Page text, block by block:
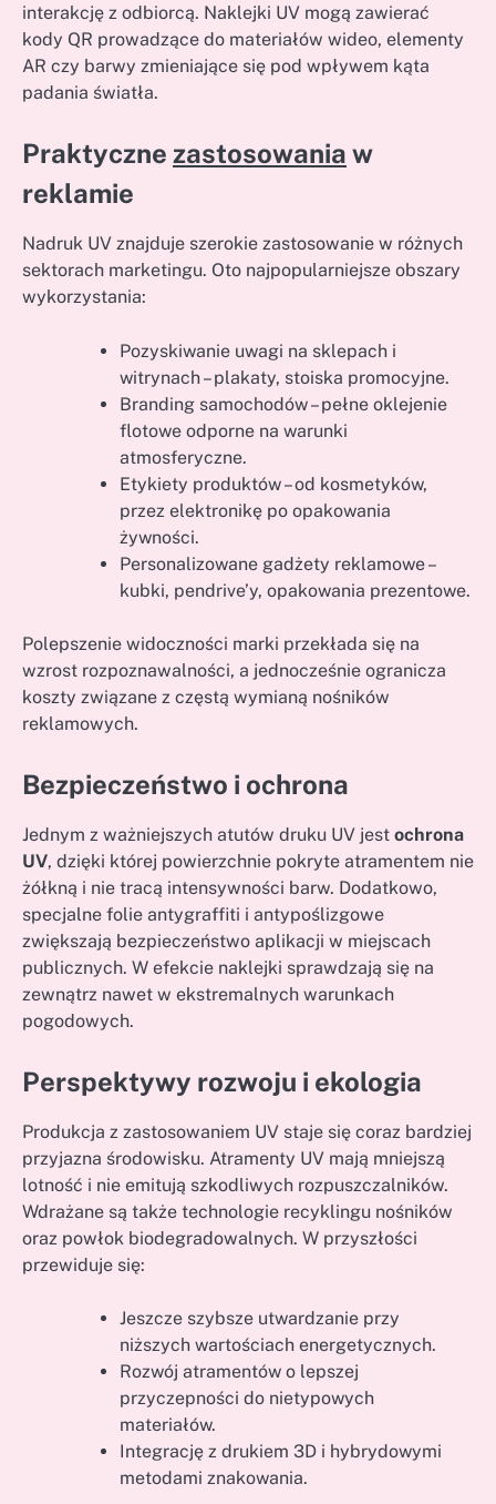
interakcję z odbiorcą. Naklejki UV mogą zawierać
kody QR prowadzące do materiałów wideo, elementy
AR czy barwy zmieniające się pod wpływem kąta
padania światła.
Praktyczne zastosowania w
reklamie
Nadruk UV znajduje szerokie zastosowanie w różnych
sektorach marketingu. Oto najpopularniejsze obszary
wykorzystania:
Pozyskiwanie uwagi na sklepach i
witrynach – plakaty, stoiska promocyjne.
Branding samochodów – pełne oklejenie
flotowe odporne na warunki
atmosferyczne.
Etykiety produktów – od kosmetyków,
przez elektronikę po opakowania
żywności.
Personalizowane gadżety reklamowe –
kubki, pendrive’y, opakowania prezentowe.
Polepszenie widoczności marki przekłada się na
wzrost rozpoznawalności, a jednocześnie ogranicza
koszty związane z częstą wymianą nośników
reklamowych.
Bezpieczeństwo i ochrona
Jednym z ważniejszych atutów druku UV jest ochrona
UV, dzięki której powierzchnie pokryte atramentem nie
żółkną i nie tracą intensywności barw. Dodatkowo,
specjalne folie antygraffiti i antypoślizgowe
zwiększają bezpieczeństwo aplikacji w miejscach
publicznych. W efekcie naklejki sprawdzają się na
zewnątrz nawet w ekstremalnych warunkach
pogodowych.
Perspektywy rozwoju i ekologia
Produkcja z zastosowaniem UV staje się coraz bardziej
przyjazna środowisku. Atramenty UV mają mniejszą
lotność i nie emitują szkodliwych rozpuszczalników.
Wdrażane są także technologie recyklingu nośników
oraz powłok biodegradowalnych. W przyszłości
przewiduje się:
Jeszcze szybsze utwardzanie przy
niższych wartościach energetycznych.
Rozwój atramentów o lepszej
przyczepności do nietypowych
materiałów.
Integrację z drukiem 3D i hybrydowymi
metodami znakowania.